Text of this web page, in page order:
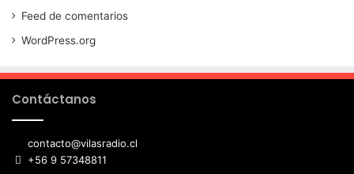
Feed de comentarios
WordPress.org
Contáctanos
contacto@vilasradio.cl
+56 9 57348811